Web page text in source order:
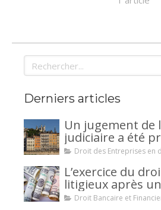
Rechercher
Derniers articles
Un jugement de
judiciaire a été
votre encontre :
Droit des Entreprises en
L’exercice du
litigieux après
créance : un
Droit Bancaire et